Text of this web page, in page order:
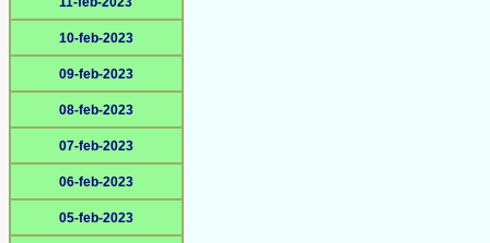
10-feb-2023
09-feb-2023
08-feb-2023
07-feb-2023
06-feb-2023
05-feb-2023